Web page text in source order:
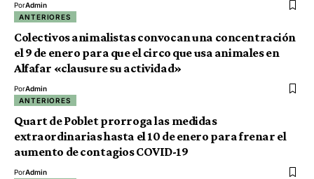
PorAdmin
ANTERIORES
Colectivos animalistas convocan una concentración
el 9 de enero para que el circo que usa animales en
Alfafar «clausure su actividad»
PorAdmin
ANTERIORES
Quart de Poblet prorroga las medidas
extraordinarias hasta el 10 de enero para frenar el
aumento de contagios COVID-19
PorAdmin